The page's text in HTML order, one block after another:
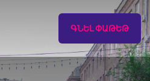
ԳՆԵԼ ՓԱԹԵԹ